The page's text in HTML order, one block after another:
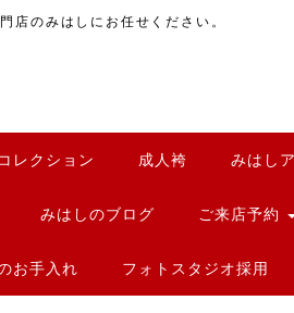
店のみはしにお任せください。
レクション 成人袴 みはし
みはしのブログ ご来店予約
お手入れ フォトスタジオ採用